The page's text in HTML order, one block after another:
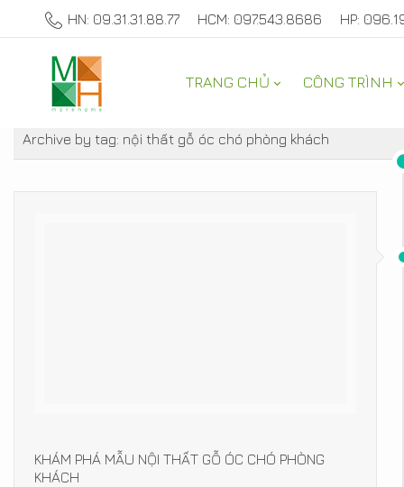
HN: 09.31.31.88.77 HCM: 097.543.8686 HP:
TRANG CHỦ CÔNG TRÌNH
TƯ VẤN NỘI THẤT NHÀ ĐẸP
Archive by tag: nội thất gỗ óc chó phòng khách
KHÁM PHÁ MẪU NỘI THẤT GỖ ÓC CHÓ PHÒNG
KHÁCH